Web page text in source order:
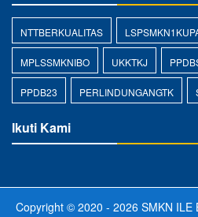
NTTBERKUALITAS
MPLSSMKNIBO UKKTKJ
PPDB23 PERLINDUNGANGTK
Ikuti Kami
Copyright © 2020 - 2026 SMKN ILE